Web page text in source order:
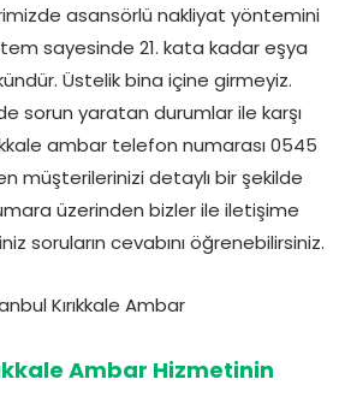
asansörlü nakliyat yöntemini
sayesinde 21. kata kadar eşya
Üstelik bina içine girmeyiz.
sorun yaratan durumlar ile karşı
ambar telefon numarası 0545
müşterilerinizi detaylı bir şekilde
üzerinden bizler ile iletişime
soruların cevabını öğrenebilirsiniz.
Ambar Hizmetinin